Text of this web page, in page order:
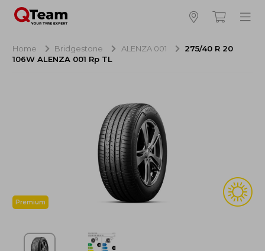
Hoeveel banden wilt u bestellen?
Totaal inclusief BTW:
Bestellen
Annuleren
Home Bridgestone ALENZA 001
275/40 R 20
106W ALENZA 001 Rp TL
Premium